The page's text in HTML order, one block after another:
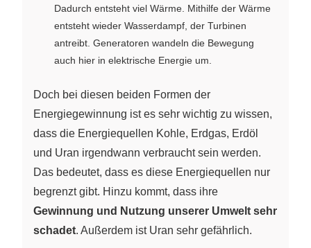
Dadurch entsteht viel Wärme. Mithilfe der Wärme
entsteht wieder Wasserdampf, der Turbinen
antreibt. Generatoren wandeln die Bewegung
auch hier in elektrische Energie um.
Doch bei diesen beiden Formen der
Energiegewinnung ist es sehr wichtig zu wissen,
dass die Energiequellen Kohle, Erdgas, Erdöl
und Uran irgendwann verbraucht sein werden.
Das bedeutet, dass es diese Energiequellen nur
begrenzt gibt. Hinzu kommt, dass ihre
Gewinnung und Nutzung unserer Umwelt sehr
schadet. Außerdem ist Uran sehr gefährlich.